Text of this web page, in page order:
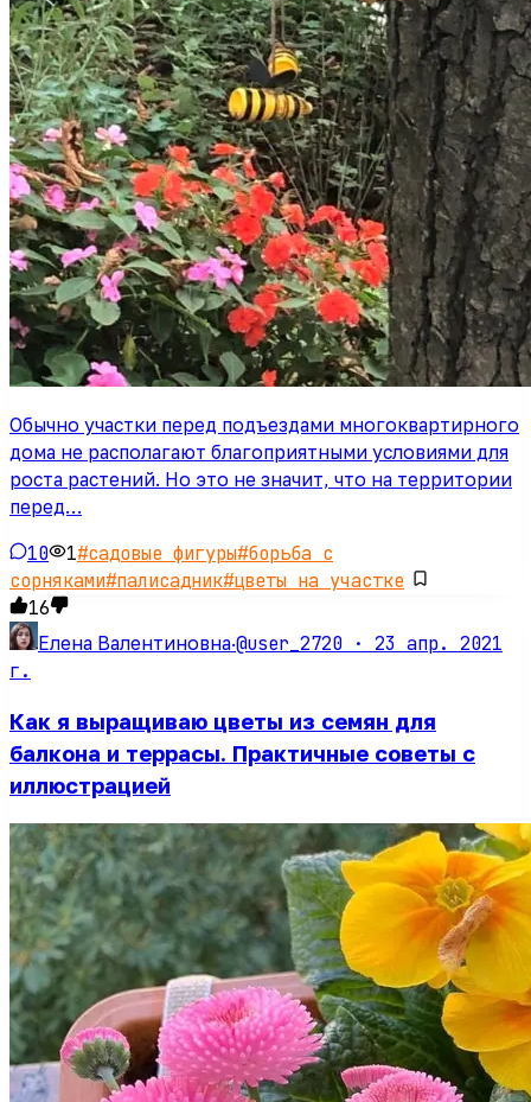
Обычно участки перед подъездами многоквартирного
дома не располагают благоприятными условиями для
роста растений. Но это не значит, что на территории
перед…
10 1#садовые фигуры#борьба с
сорняками#палисадник#цветы на участке
16
Елена Валентиновна·@user_2720 · 23 апр. 2021
г.
Как я выращиваю цветы из семян для
балкона и террасы. Практичные советы с
иллюстрацией